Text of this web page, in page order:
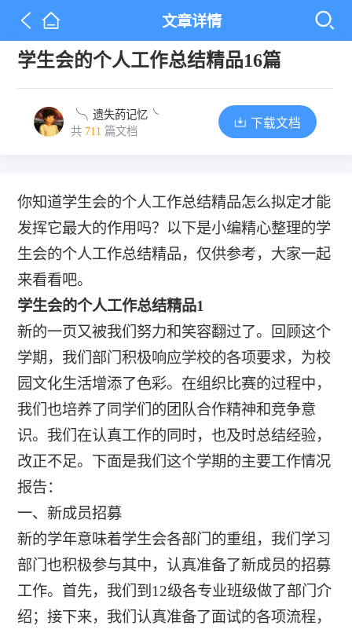
文章详情
学生会的个人工作总结精品16篇
╰╮遗失菂记忆╰
共 711 篇文档
下载文档
你知道学生会的个人工作总结精品怎么拟定才能
发挥它最大的作用吗？以下是小编精心整理的学
生会的个人工作总结精品，仅供参考，大家一起
来看看吧。
学生会的个人工作总结精品1
新的一页又被我们努力和笑容翻过了。回顾这个
学期，我们部门积极响应学校的各项要求，为校
园文化生活增添了色彩。在组织比赛的过程中，
我们也培养了同学们的团队合作精神和竞争意
识。我们在认真工作的同时，也及时总结经验，
改正不足。下面是我们这个学期的主要工作情况
报告：
一、新成员招募
新的学年意味着学生会各部门的重组，我们学习
部门也积极参与其中，认真准备了新成员的招募
工作。首先，我们到12级各专业班级做了部门介
绍；接下来，我们认真准备了面试的各项流程，